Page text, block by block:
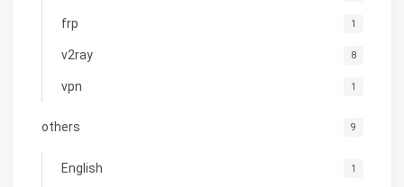
frp 1
v2ray 8
vpn 1
others 9
English 1